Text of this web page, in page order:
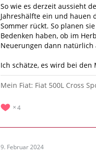
So wie es derzeit aussieht
Jahreshälfte ein und hauen
Sommer rückt. So planen
Bedenken haben, ob im
Neuerungen dann natürlich
Ich schätze, es wird bei
Mein Fiat: Fiat 500L Cross
4
9. Februar 2024